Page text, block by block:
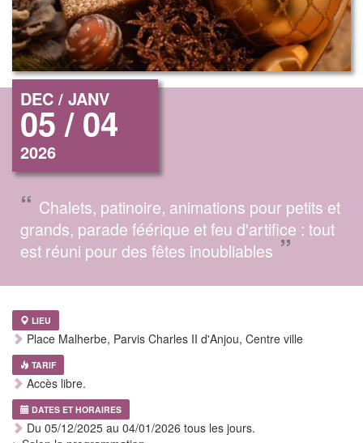
DEC / JANV
05 / 04
2026
“ Chalets, patinoire, animations pour petits et
grands, parade féérique et feu d'artifice : tout
est réuni pour des fêtes inoubliables ”
LIEU
Place Malherbe, Parvis Charles II d'Anjou, Centre ville
TARIF
Accès libre.
DATES ET HORAIRES
Du 05/12/2025 au 04/01/2026 tous les jours.